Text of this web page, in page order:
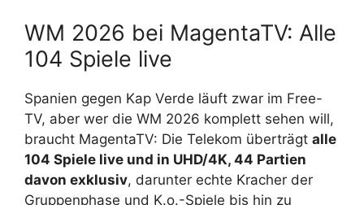
WM 2026 bei MagentaTV: Alle
104 Spiele live
Spanien gegen Kap Verde läuft zwar im Free-
TV, aber wer die WM 2026 komplett sehen will,
braucht MagentaTV: Die Telekom überträgt alle
104 Spiele live und in UHD/4K, 44 Partien
davon exklusiv, darunter echte Kracher der
Gruppenphase und K.o.-Spiele bis hin zu